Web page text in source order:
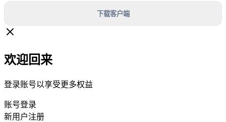
下载客户端
欢迎回来
登录账号以享受更多权益
账号登录
新用户注册